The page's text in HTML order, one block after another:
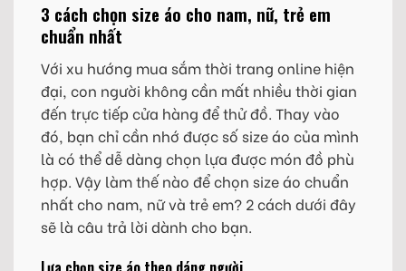
3 cách chọn size áo cho nam, nữ, trẻ em
chuẩn nhất
Với xu hướng mua sắm thời trang online hiện
đại, con người không cần mất nhiều thời gian
đến trực tiếp cửa hàng để thử đồ. Thay vào
đó, bạn chỉ cần nhớ được số size áo của mình
là có thể dễ dàng chọn lựa được món đồ phù
hợp. Vậy làm thế nào để chọn size áo chuẩn
nhất cho nam, nữ và trẻ em? 2 cách dưới đây
sẽ là câu trả lời dành cho bạn.